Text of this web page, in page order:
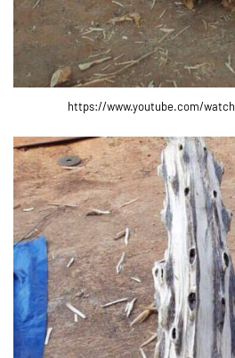
https://www.youtube.com/